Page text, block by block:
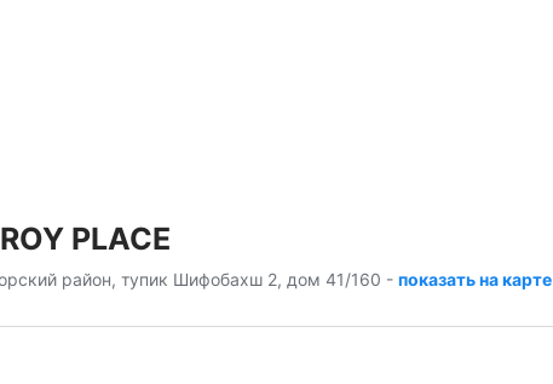
PLACE
район, тупик Шифобахш 2, дом 41/160 - показать на карте